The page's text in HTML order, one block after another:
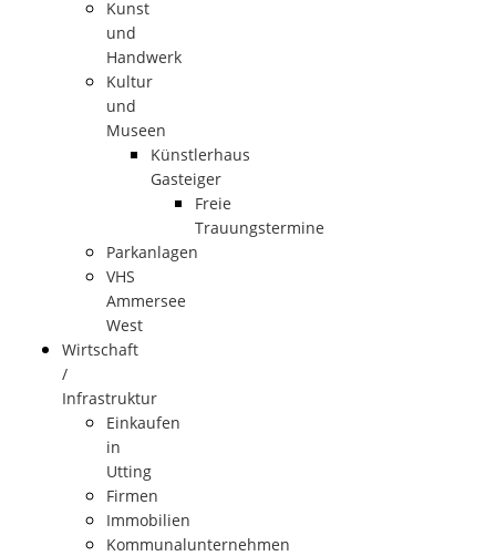
Kunst
und
Handwerk
Kultur
und
Museen
Künstlerhaus
Gasteiger
Freie
Trauungstermine
Parkanlagen
VHS
Ammersee
West
Wirtschaft
/
Infrastruktur
Einkaufen
in
Utting
Firmen
Immobilien
Kommunalunternehmen